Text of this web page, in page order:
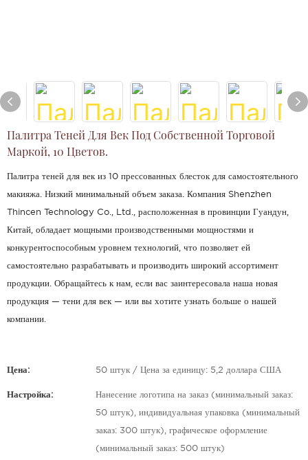
Палитра Теней Для Век Под Собственной Торговой
Маркой, 10 Цветов.
Палитра теней для век из 10 прессованных блесток для самостоятельного
макияжа. Низкий минимальный объем заказа. Компания Shenzhen
Thincen Technology Co., Ltd., расположенная в провинции Гуандун,
Китай, обладает мощными производственными мощностями и
конкурентоспособным уровнем технологий, что позволяет ей
самостоятельно разрабатывать и производить широкий ассортимент
продукции. Обращайтесь к нам, если вас заинтересовала наша новая
продукция — тени для век — или вы хотите узнать больше о нашей
компании.
Цена: 50 штук / Цена за единицу: 5,2 доллара США
Настройка: Нанесение логотипа на заказ (минимальный заказ:
50 штук), индивидуальная упаковка (минимальный
заказ: 300 штук), графическое оформление
(минимальный заказ: 500 штук)